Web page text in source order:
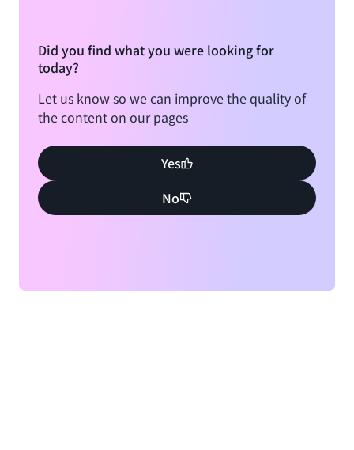
Did you find what you were looking for
today?
Let us know so we can improve the quality of
the content on our pages
Yes
No